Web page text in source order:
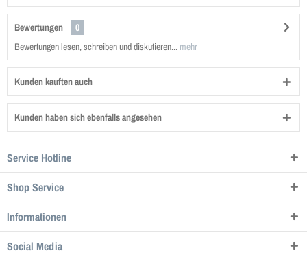
Bewertungen
0
Bewertungen lesen, schreiben und diskutieren... mehr
Kunden kauften auch
Kunden haben sich ebenfalls angesehen
Service Hotline
Shop Service
Informationen
Social Media